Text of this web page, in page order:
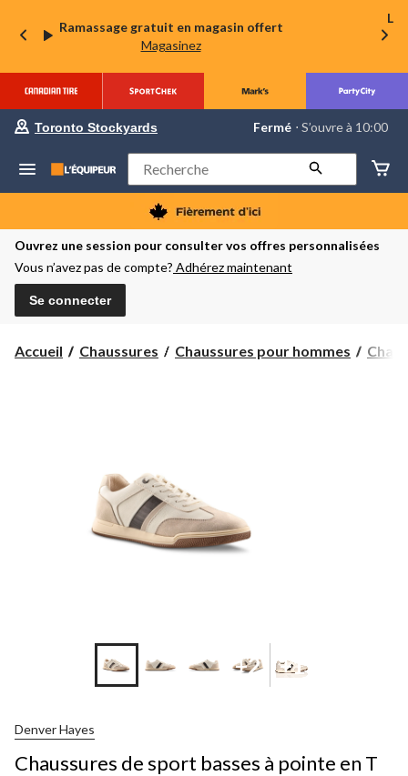
Ramassage gratuit en magasin offert
Magasinez
La
préféré
Toronto
Stockyards,
courament
Fermé,
S’ouvre
à
Toronto Stockyards Fermé ⋅ S’ouvre à 10:00
Rechercher
Ouvrez une session pour consulter vos offres personnalisées
Vous n’avez pas de compte? Adhérez maintenant
Se connecter
Accueil Chaussures Chaussures pour hommes
+2 +1
Denver Hayes
Chaussures de sport basses à pointe en T